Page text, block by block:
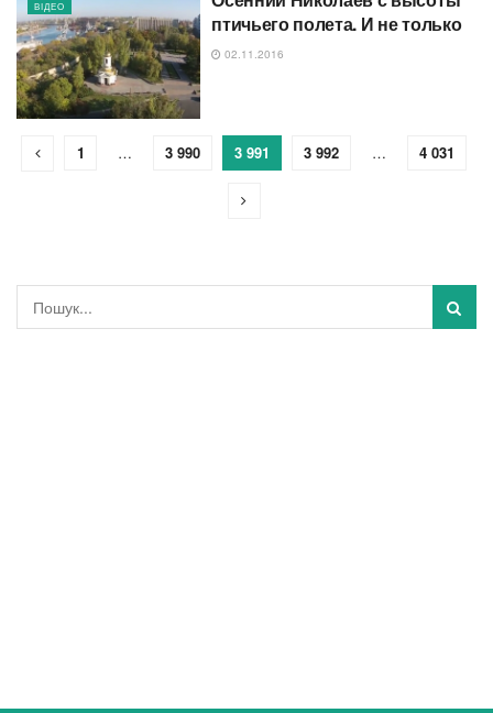
ВІДЕО
птичьего полета. И не только
02.11.2016
1 … 3 990 3 991 3 992 … 4 031